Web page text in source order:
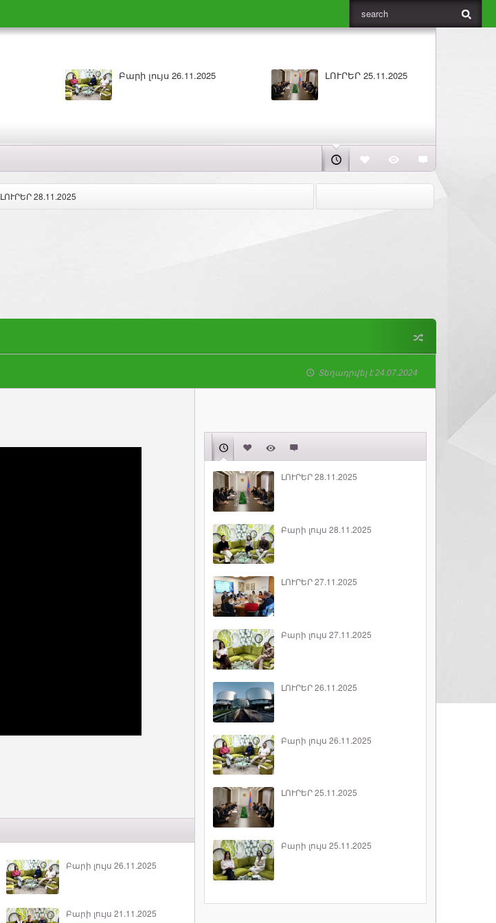
ԼՈՒՐԵՐ 25.11.2025 Բարի լույս 25.11.2025
ԼՈՒՐԵՐ 28.11.2025
Տեղադրվել է 24.07.2024
Բարի լույս 26.11.2025
Բարի լույս 21.11.2025
ԼՈՒՐԵՐ 28.11.2025
Բարի լույս 28.11.2025
ԼՈՒՐԵՐ 27.11.2025
Բարի լույս 27.11.2025
ԼՈՒՐԵՐ 26.11.2025
Բարի լույս 26.11.2025
ԼՈՒՐԵՐ 25.11.2025
Բարի լույս 25.11.2025